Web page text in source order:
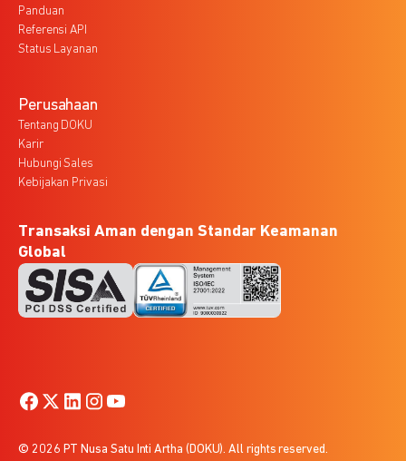
Panduan
Referensi API
Status Layanan
Perusahaan
Tentang DOKU
Karir
Hubungi Sales
Kebijakan Privasi
Transaksi Aman dengan Standar Keamanan
Global
© 2026 PT Nusa Satu Inti Artha (DOKU). All rights reserved.